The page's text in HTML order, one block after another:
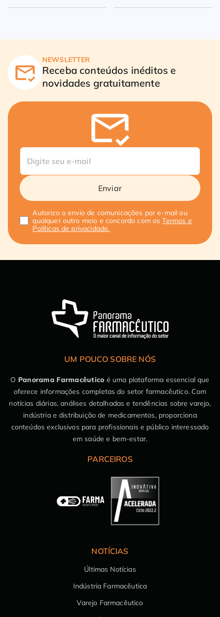
milhões
NEWSLETTER
Receba conteúdos inéditos e
novidades gratuitamente
Enviar
Autorizo o envio de comunicações por e-mail ou
qualquer outro meio e concordo com osTermos e
Políticas de privacidade.
UM POUCO SOBRE NÓS
O Panorama Farmacêutico é uma plataforma essencial que
oferece informações completas do setor farmacêutico. Com
notícias diárias, análises detalhadas e tendências sobre varejo,
indústria e distribuição de medicamentos, proporciona
conteúdos exclusivos para profissionais e público interessado
em saúde e bem-estar.
PARCEIROS
NOTÍCIAS
Últimas Notícias
Indústria Farmacêutica
Varejo Farmacêutico